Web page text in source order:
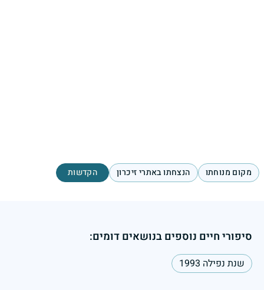
מקום מנוחתו הנצחתו באתרי זיכרון הקדשות
סיפורי חיים נוספים בנושאים דומים:
שנת נפילה 1993